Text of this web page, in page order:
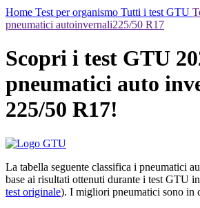
Home Test per organismo Tutti i test GTU
pneumatici autoinvernali225/50 R17
Scopri i test GTU
pneumatici auto
225/50 R17!
La tabella seguente classifica i pneumatici
base ai risultati ottenuti durante i test GTU
test originale). I migliori pneumatici sono in